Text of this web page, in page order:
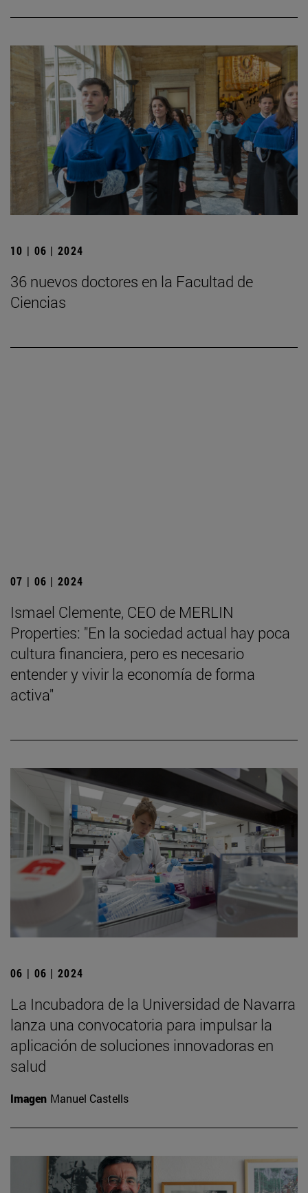
10 | 06 | 2024
36 nuevos doctores en la Facultad de
Ciencias
07 | 06 | 2024
Ismael Clemente, CEO de MERLIN
Properties: "En la sociedad actual hay poca
cultura financiera, pero es necesario
entender y vivir la economía de forma
activa"
06 | 06 | 2024
La Incubadora de la Universidad de Navarra
lanza una convocatoria para impulsar la
aplicación de soluciones innovadoras en
salud
Imagen Manuel Castells